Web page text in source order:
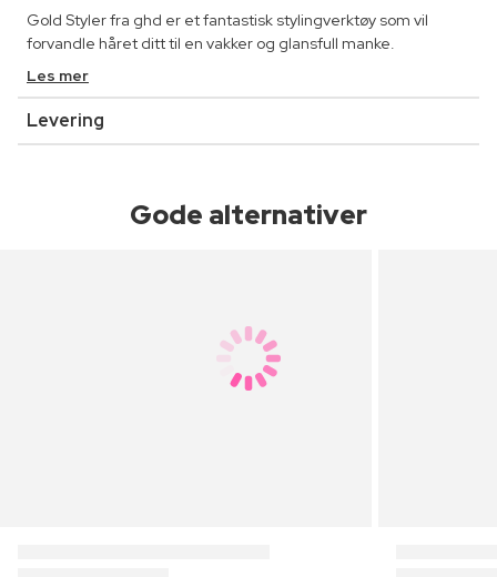
Gold Styler fra ghd er et fantastisk stylingverktøy som vil
forvandle håret ditt til en vakker og glansfull manke.
Les mer
Levering
Gode alternativer